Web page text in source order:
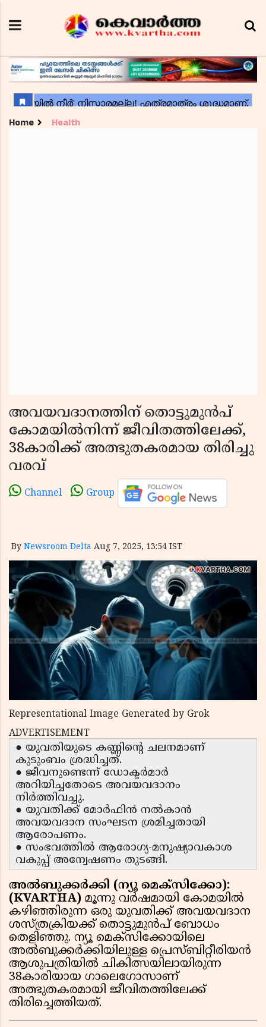
Home Health
അവയവദാനത്തിന് തൊട്ടുമുൻപ്
കോമയിൽനിന്ന് ജീവിതത്തിലേക്ക്,
38കാരിക്ക് അത്ഭുതകരമായ തിരിച്ചു
വരവ്
Channel Group
By Newsroom Delta Aug 7, 2025, 13:54 IST
Representational Image Generated by Grok
ADVERTISEMENT
● യുവതിയുടെ കണ്ണിന്റെ ചലനമാണ്
കുടുംബം ശ്രദ്ധിച്ചത്.
● ജീവനുണ്ടെന്ന് ഡോക്ടർമാർ
അറിയിച്ചതോടെ അവയവദാനം
നിർത്തിവച്ചു.
● യുവതിക്ക് മോർഫിൻ നൽകാൻ
അവയവദാന സംഘടന ശ്രമിച്ചതായി
ആരോപണം.
● സംഭവത്തിൽ ആരോഗ്യ-മനുഷ്യാവകാശ
വകുപ്പ് അന്വേഷണം തുടങ്ങി.
അൽബുക്കർക്കി (ന്യൂ മെക്സിക്കോ):
(KVARTHA) മൂന്നു വർഷമായി കോമയിൽ
കഴിഞ്ഞിരുന്ന ഒരു യുവതിക്ക് അവയവദാന
ശസ്ത്രക്രിയക്ക് തൊട്ടുമുൻപ് ബോധം
തെളിഞ്ഞു. ന്യൂ മെക്സിക്കോയിലെ
അൽബുക്കർക്കിയിലുള്ള പ്രെസ്ബിറ്റീരിയൻ
ആശുപത്രിയിൽ ചികിത്സയിലായിരുന്ന
38കാരിയായ ഗാലെഗോസാണ്
അത്ഭുതകരമായി ജീവിതത്തിലേക്ക്
തിരിച്ചെത്തിയത്.